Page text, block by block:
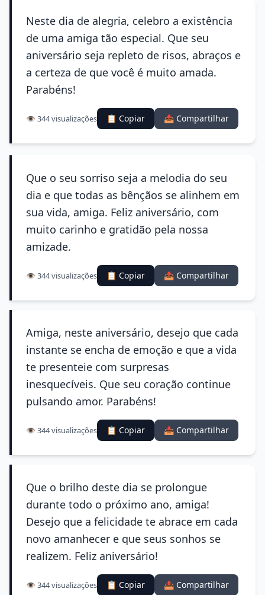
Neste dia de alegria, celebro a existência
de uma amiga tão especial. Que seu
aniversário seja repleto de risos, abraços e
a certeza de que você é muito amada.
Parabéns!
👁️ 344 visualizações 📋 Copiar 📤 Compartilhar
Que o seu sorriso seja a melodia do seu
dia e que todas as bênçãos se alinhem em
sua vida, amiga. Feliz aniversário, com
muito carinho e gratidão pela nossa
amizade.
👁️ 344 visualizações 📋 Copiar 📤 Compartilhar
Amiga, neste aniversário, desejo que cada
instante se encha de emoção e que a vida
te presenteie com surpresas
inesquecíveis. Que seu coração continue
pulsando amor. Parabéns!
👁️ 344 visualizações 📋 Copiar 📤 Compartilhar
Que o brilho deste dia se prolongue
durante todo o próximo ano, amiga!
Desejo que a felicidade te abrace em cada
novo amanhecer e que seus sonhos se
realizem. Feliz aniversário!
👁️ 344 visualizações 📋 Copiar 📤 Compartilhar